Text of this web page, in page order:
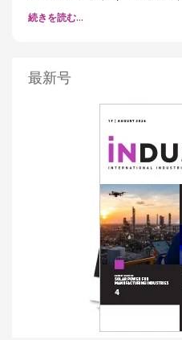
続きを読む…
最新号